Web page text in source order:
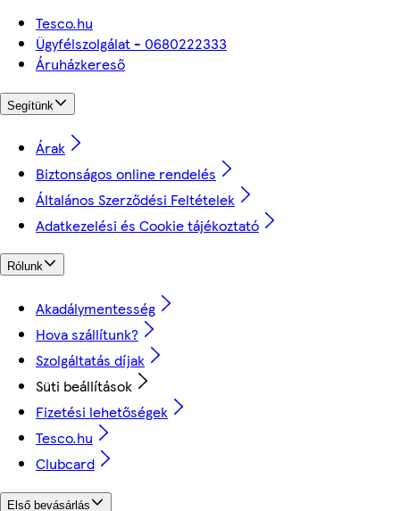
Tesco.hu
Ügyfélszolgálat - 0680222333
Áruházkereső
Segítünk
Árak
Biztonságos online rendelés
Általános Szerződési Feltételek
Adatkezelési és Cookie tájékoztató
Rólunk
Akadálymentesség
Hova szállítunk?
Szolgáltatás díjak
Süti beállítások
Fizetési lehetőségek
Tesco.hu
Clubcard
Első bevásárlás